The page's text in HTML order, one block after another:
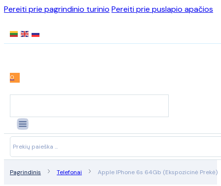
Pereiti prie pagrindinio turinio Pereiti prie puslapio apačios
0
Search
...
Pagrindinis Telefonai Apple IPhone 6s 64Gb (Ekspozicinė Prekė)